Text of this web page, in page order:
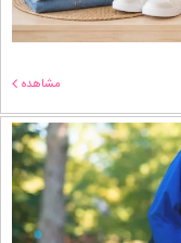
مشاهده